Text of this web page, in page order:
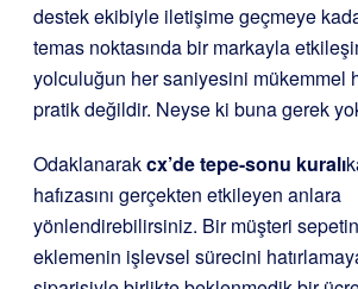
destek ekibiyle iletişime geçmeye
temas noktasında bir markayla
yolculuğun her saniyesini mükemmel
pratik değildir. Neyse ki buna gerek
Odaklanarakcx’de tepe-sonu kuralı
hafızasını gerçekten etkileyen anlara
yönlendirebilirsiniz. Bir müşteri
eklemenin işlevsel sürecini